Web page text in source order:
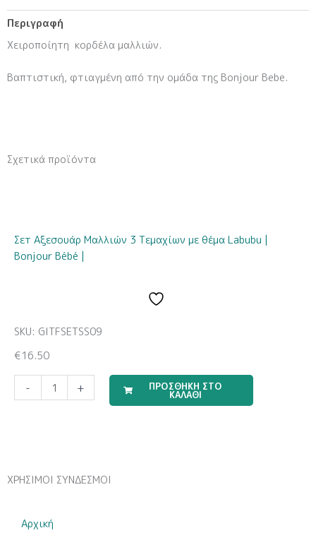
Περιγραφή
Χειροποίητη κορδέλα μαλλιών.
Βαπτιστική, φτιαγμένη από την ομάδα της Bonjour Bebe.
Σχετικά προϊόντα
Σετ Αξεσουάρ Μαλλιών 3 Τεμαχίων με θέμα Labubu |
Bonjour Bébé |
SKU: GITFSETSS09
€16.50
-
Προσκλητήριο
για
σου
+ ΠΡΟΣΘΗΚΗ ΣΤΟ
ΚΑΛΑΘΙ
ΧΡΗΣΙΜΟΙ ΣΥΝΔΕΣΜΟΙ
Αρχική